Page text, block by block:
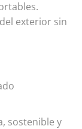
exterior sin
sostenible y